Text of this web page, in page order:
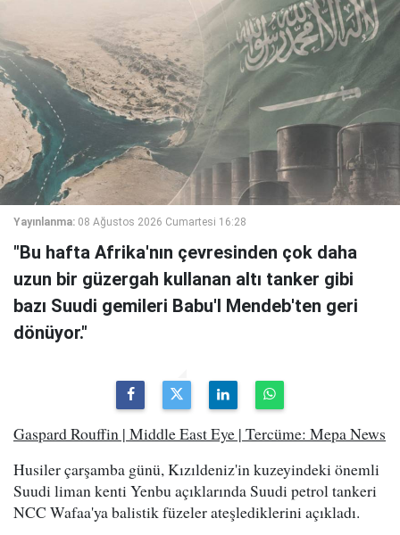
Yayınlanma: 08 Ağustos 2026 Cumartesi 16:28
"Bu hafta Afrika'nın çevresinden çok daha
uzun bir güzergah kullanan altı tanker gibi
bazı Suudi gemileri Babu'l Mendeb'ten geri
dönüyor."
Gaspard Rouffin | Middle East Eye | Tercüme: Mepa News
Husiler çarşamba günü, Kızıldeniz'in kuzeyindeki önemli
Suudi liman kenti Yenbu açıklarında Suudi petrol tankeri
NCC Wafaa'ya balistik füzeler ateşlediklerini açıkladı.